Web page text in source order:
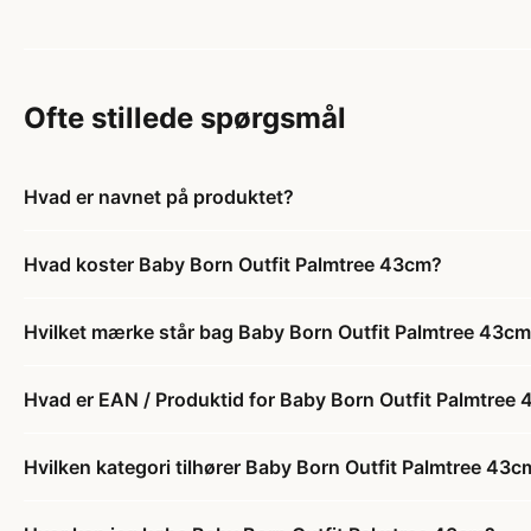
Ofte stillede spørgsmål
Hvad er navnet på produktet?
Hvad koster Baby Born Outfit Palmtree 43cm?
Hvilket mærke står bag Baby Born Outfit Palmtree
Hvad er EAN / Produktid for Baby Born Outfit Palmtree
Hvilken kategori tilhører Baby Born Outfit Palmtree